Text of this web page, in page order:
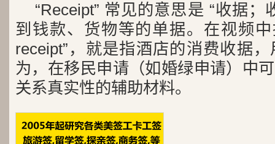
“Receipt” 常见的意思是 “收据
到钱款、货物等的单据。在视频
receipt”，就是指酒店的消费收据
为，在移民申请（如婚绿申请）中
关系真实性的辅助材料。